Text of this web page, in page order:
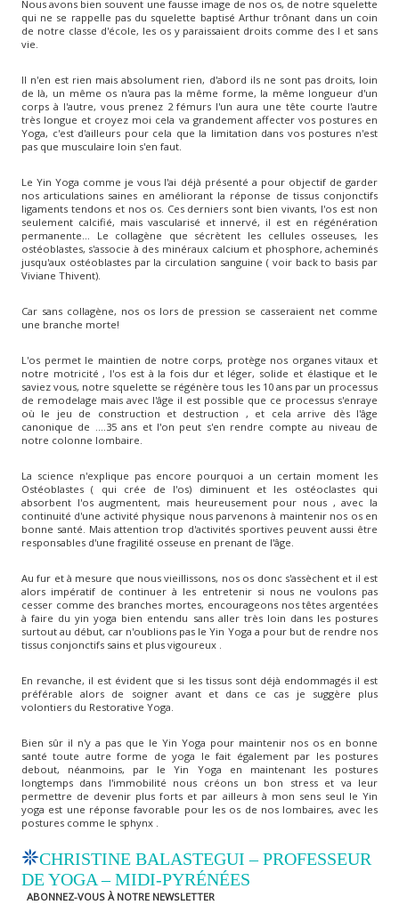
Nous avons bien souvent une fausse image de nos os, de notre squelette
qui ne se rappelle pas du squelette baptisé Arthur trônant dans un coin
de notre classe d'école, les os y paraissaient droits comme des I et sans
vie.
Il n'en est rien mais absolument rien, d'abord ils ne sont pas droits, loin
de là, un même os n'aura pas la même forme, la même longueur d'un
corps à l'autre, vous prenez 2 fémurs l'un aura une tête courte l'autre
très longue et croyez moi cela va grandement affecter vos postures en
Yoga, c'est d'ailleurs pour cela que la limitation dans vos postures n'est
pas que musculaire loin s'en faut.
Le Yin Yoga comme je vous l'ai déjà présenté a pour objectif de garder
nos articulations saines en améliorant la réponse de tissus conjonctifs
ligaments tendons et nos os. Ces derniers sont bien vivants, l'os est non
seulement calcifié, mais vascularisé et innervé, il est en régénération
permanente... Le collagène que sécrètent les cellules osseuses, les
ostéoblastes, s'associe à des minéraux calcium et phosphore, acheminés
jusqu'aux ostéoblastes par la circulation sanguine ( voir back to basis par
Viviane Thivent).
Car sans collagène, nos os lors de pression se casseraient net comme
une branche morte!
L'os permet le maintien de notre corps, protège nos organes vitaux et
notre motricité , l'os est à la fois dur et léger, solide et élastique et le
saviez vous, notre squelette se régénère tous les 10 ans par un processus
de remodelage mais avec l'âge il est possible que ce processus s'enraye
où le jeu de construction et destruction , et cela arrive dès l'âge
canonique de ....35 ans et l'on peut s'en rendre compte au niveau de
notre colonne lombaire.
La science n'explique pas encore pourquoi a un certain moment les
Ostéoblastes ( qui crée de l'os) diminuent et les ostéoclastes qui
absorbent l'os augmentent, mais heureusement pour nous , avec la
continuité d'une activité physique nous parvenons à maintenir nos os en
bonne santé. Mais attention trop d'activités sportives peuvent aussi être
responsables d'une fragilité osseuse en prenant de l'âge.
Au fur et à mesure que nous vieillissons, nos os donc s'assèchent et il est
alors impératif de continuer à les entretenir si nous ne voulons pas
cesser comme des branches mortes, encourageons nos têtes argentées
à faire du yin yoga bien entendu sans aller très loin dans les postures
surtout au début, car n'oublions pas le Yin Yoga a pour but de rendre nos
tissus conjonctifs sains et plus vigoureux .
En revanche, il est évident que si les tissus sont déjà endommagés il est
préférable alors de soigner avant et dans ce cas je suggère plus
volontiers du Restorative Yoga.
Bien sûr il n'y a pas que le Yin Yoga pour maintenir nos os en bonne
santé toute autre forme de yoga le fait également par les postures
debout, néanmoins, par le Yin Yoga en maintenant les postures
longtemps dans l'immobilité nous créons un bon stress et va leur
permettre de devenir plus forts et par ailleurs à mon sens seul le Yin
yoga est une réponse favorable pour les os de nos lombaires, avec les
postures comme le sphynx .
CHRISTINE BALASTEGUI – PROFESSEUR
DE YOGA – MIDI-PYRÉNÉES
ABONNEZ-VOUS À NOTRE NEWSLETTER